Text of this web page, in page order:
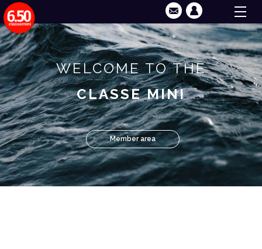
WELCOME TO THE
CLASSE MINI
Member area